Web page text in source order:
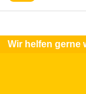
Wir helfen gerne